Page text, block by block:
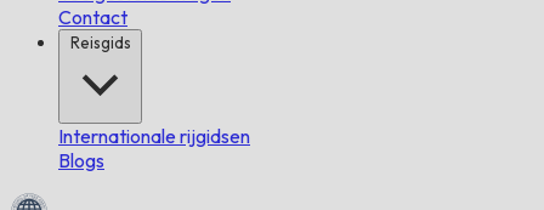
Contact
Reisgids
Internationale rijgidsen
Blogs